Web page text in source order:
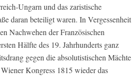
Ungarn und das zaristische
daran beteiligt waren. In Vergessenheit
Nachwehen der Französischen
Hälfte des 19. Jahrhunderts ganz
gegen die absolutistischen Mächte
Kongress 1815 wieder das